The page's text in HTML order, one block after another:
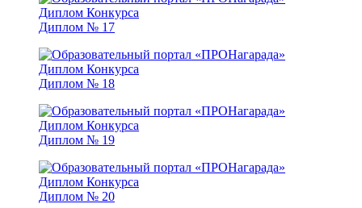
Диплом № 17
Диплом № 18
Диплом № 19
Диплом № 20